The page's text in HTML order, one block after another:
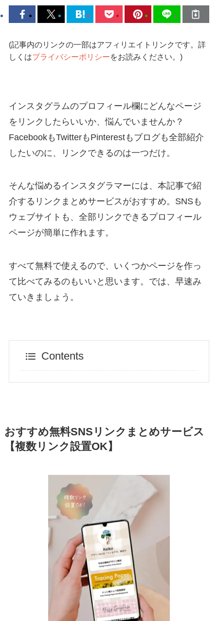
(記事内のリンクの一部はアフィリエイトリンクです。詳
しくはプライバシーポリシーをお読みください。)
インスタグラムのプロフィール欄にどんなページ
をリンクしたらいいか、悩んでいませんか？
FacebookもTwitterもPinterestもブログも全部紹介
したいのに、リンクできるのは一つだけ。
そんな悩めるインスタグラマーには、本記事で紹
介するリンクまとめサービスがおすすめ。SNSも
ウェブサイトも、全部リンクできるプロフィール
ページが簡単に作れます。
すべて無料で使えるので、いくつかページを作っ
て比べてみるのもいいと思います。では、早速み
ていきましょう。
Contents
おすすめ無料SNSリンクまとめサービス
【複数リンク設置OK】